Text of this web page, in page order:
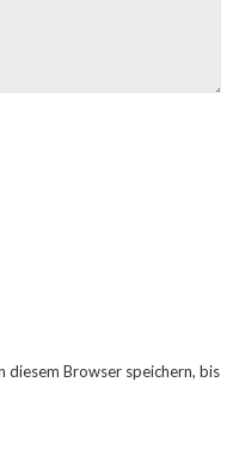
diesem Browser speichern, bis